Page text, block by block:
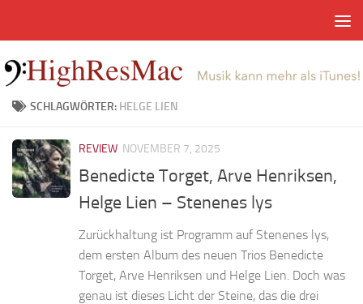
SCHLAGWÖRTER: HELGE LIEN
REVIEW NOVEMBER 7, 2025
Benedicte Torget, Arve Henriksen,
Helge Lien – Stenenes lys
Zurückhaltung ist Programm auf Stenenes lys,
dem ersten Album des neuen Trios Benedicte
Torget, Arve Henriksen und Helge Lien. Doch was
genau ist dieses Licht der Steine, das die drei